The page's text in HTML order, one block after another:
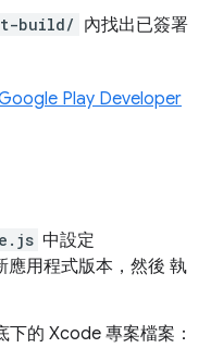
build/ 內找出已簽署
Play Developer
中設定
應用程式版本，然後 執
下的 Xcode 專案檔案：